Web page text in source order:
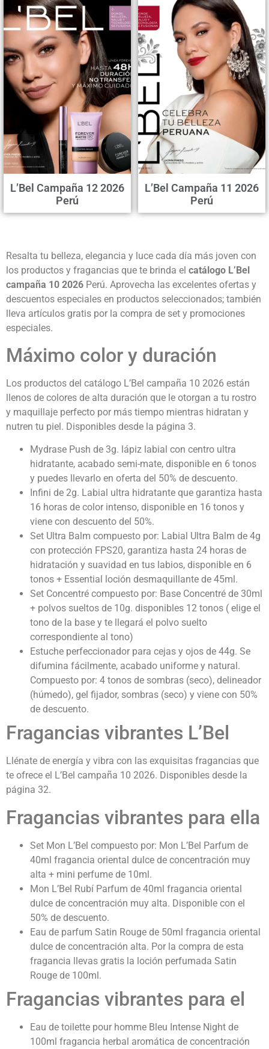
L’Bel Campaña 12 2026
Perú
L’Bel Campaña 11 2026
Perú
Resalta tu belleza, elegancia y luce cada día más joven con
los productos y fragancias que te brinda el catálogo L’Bel
campaña 10 2026 Perú. Aprovecha las excelentes ofertas y
descuentos especiales en productos seleccionados; también
lleva artículos gratis por la compra de set y promociones
especiales.
Máximo color y duración
Los productos del catálogo L’Bel campaña 10 2026 están
llenos de colores de alta duración que le otorgan a tu rostro
y maquillaje perfecto por más tiempo mientras hidratan y
nutren tu piel. Disponibles desde la página 3.
Mydrase Push de 3g. lápiz labial con centro ultra
hidratante, acabado semi-mate, disponible en 6 tonos
y puedes llevarlo en oferta del 50% de descuento.
Infini de 2g. Labial ultra hidratante que garantiza hasta
16 horas de color intenso, disponible en 16 tonos y
viene con descuento del 50%.
Set Ultra Balm compuesto por: Labial Ultra Balm de 4g
con protección FPS20, garantiza hasta 24 horas de
hidratación y suavidad en tus labios, disponible en 6
tonos + Essential loción desmaquillante de 45ml.
Set Concentré compuesto por: Base Concentré de 30ml
+ polvos sueltos de 10g. disponibles 12 tonos ( elige el
tono de la base y te llegará el polvo suelto
correspondiente al tono)
Estuche perfeccionador para cejas y ojos de 44g. Se
difumina fácilmente, acabado uniforme y natural.
Compuesto por: 4 tonos de sombras (seco), delineador
(húmedo), gel fijador, sombras (seco) y viene con 50%
de descuento.
Fragancias vibrantes L’Bel
Llénate de energía y vibra con las exquisitas fragancias que
te ofrece el L’Bel campaña 10 2026. Disponibles desde la
página 32.
Fragancias vibrantes para ella
Set Mon L’Bel compuesto por: Mon L’Bel Parfum de
40ml fragancia oriental dulce de concentración muy
alta + mini perfume de 10ml.
Mon L’Bel Rubí Parfum de 40ml fragancia oriental
dulce de concentración muy alta. Disponible con el
50% de descuento.
Eau de parfum Satin Rouge de 50ml fragancia oriental
dulce de concentración alta. Por la compra de esta
fragancia llevas gratis la loción perfumada Satin
Rouge de 100ml.
Fragancias vibrantes para el
Eau de toilette pour homme Bleu Intense Night de
100ml fragancia herbal aromática de concentración